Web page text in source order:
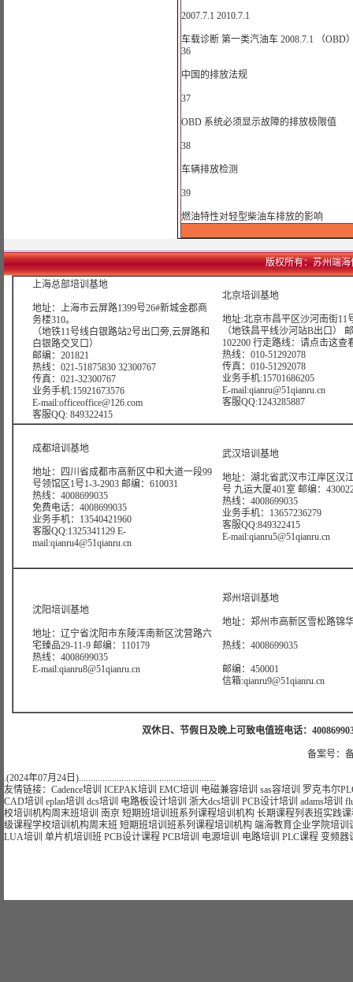
2007.7.1 2010.7.1
车载诊断 第一类汽油车 2008.7.1 （OBD
36
中国的排放法规
37
OBD 系统必须显示故障的排放极限值
38
车辆排放检测
39
燃油特性对轻型柴油车排放的影响
版权所有：苏州端海
上海总部培训基地
地址：上海市云屏路1399号26#新城金郡商
务楼310。
（地铁11号线白银路站2号出口旁,云屏路和
白银路交叉口）
邮编：201821
热线：021-51875830 32300767
传真：021-32300767
业务手机:15921673576
E-mail:officeoffice@126.com
客服QQ: 849322415
北京培训基地
地址:北京市昌平区沙河南街11
（地铁昌平线沙河站B出口）
102200 行走路线： 请点击这查
热线：010-51292078
传真：010-51292078
业务手机:15701686205
E-mail:qianru@51qianru.cn
客服QQ:1243285887
成都培训基地
地址：四川省成都市高新区中和大道一段99
号领馆区1号1-3-2903 邮编：610031
热线：4008699035
免费电话：4008699035
业务手机：13540421960
客服QQ:1325341129 E-
mail:qianru4@51qianru.cn
武汉培训基地
地址：湖北省武汉市江岸区汉
号 九运大厦401室 邮编：
热线：4008699035
业务手机：13657236279
客服QQ:849322415
E-mail:qianru5@51qianru.cn
沈阳培训基地
地址：辽宁省沈阳市东陵浑南新区沈营路六
宅臻品29-11-9 邮编：110179
热线：4008699035
E-mail:qianru8@51qianru.cn
郑州培训基地
地址：郑州市高新区雪松路锦
热线：4008699035
邮编：450001
信箱:qianru9@51qianru.cn
双休日、节假日及晚上可致电值班电话：
备案号：
.(2024年07月24日)..........................................................
友情链接： Cadence培训 ICEPAK培训 EMC培训 电磁兼容培训 sas容培训 罗克韦尔
CAD培训 eplan培训 dcs培训 电路板设计培训 浙大dcs培训 PCB设计培训 adams培训
校培训 机构周末班培训 南京 短期班培训 班系列课程培训 机构 长期课程列表班实践
级课程学校培训 机构周末班 短期班培训 班系列课程培训 机构 端海教育企业学院培训
LUA培训 单片机培训班 PCB设计课程 PCB培训 电源培训 电路培训 PLC课程 变频器